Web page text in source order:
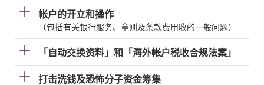
帐户的开立和操作
（包括有关银行服务、章则及条款费用收的一般问题）
「自动交换资料」和「海外帐户税收合规法案」
打击洗钱及恐怖分子资金筹集